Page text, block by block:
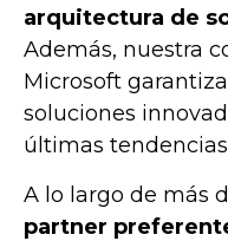
arquitectura de
Además, nuestra
Microsoft
soluciones
últimas
A lo largo de más
partner